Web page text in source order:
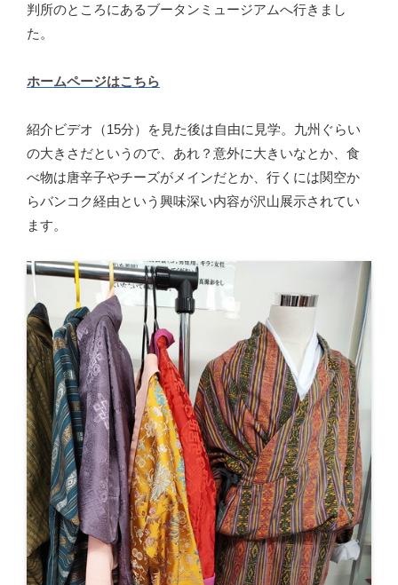
判所のところにあるブータンミュージアムへ行きまし
た。
ホームページはこちら
紹介ビデオ（15分）を見た後は自由に見学。九州ぐらい
の大きさだというので、あれ？意外に大きいなとか、食
べ物は唐辛子やチーズがメインだとか、行くには関空か
らバンコク経由という興味深い内容が沢山展示されてい
ます。